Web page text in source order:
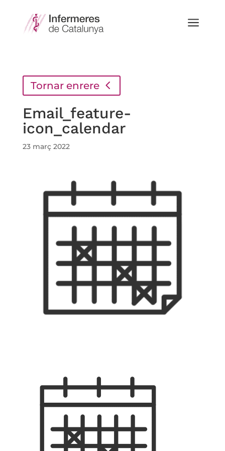
a
Tornar enrere
Email_feature-
icon_calendar
23 març 2022